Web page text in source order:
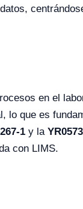
en el
lo que es
1 y la
con LIMS.